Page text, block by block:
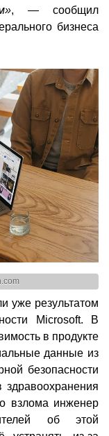
, — сообщил
бизнеса
уже результатом
Microsoft. В
в продукте
данные из
безопасности
здравоохранения
взлома инженер
об этой